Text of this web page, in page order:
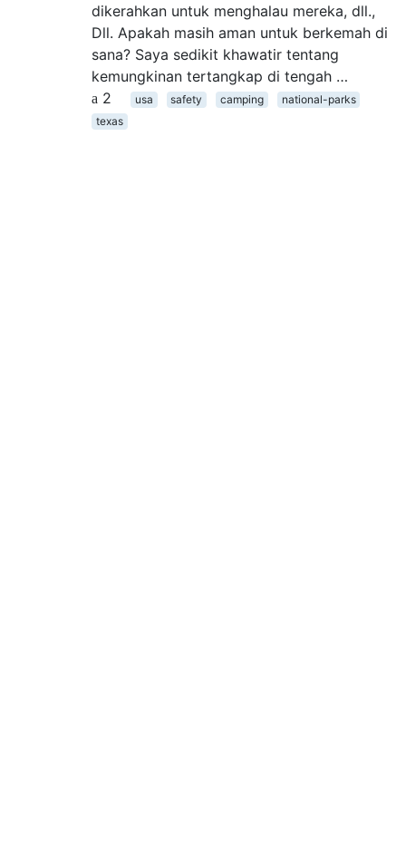
dikerahkan untuk menghalau mereka, dll.,
Dll. Apakah masih aman untuk berkemah di
sana? Saya sedikit khawatir tentang
kemungkinan tertangkap di tengah …
2
usa safety camping
national-parks
texas